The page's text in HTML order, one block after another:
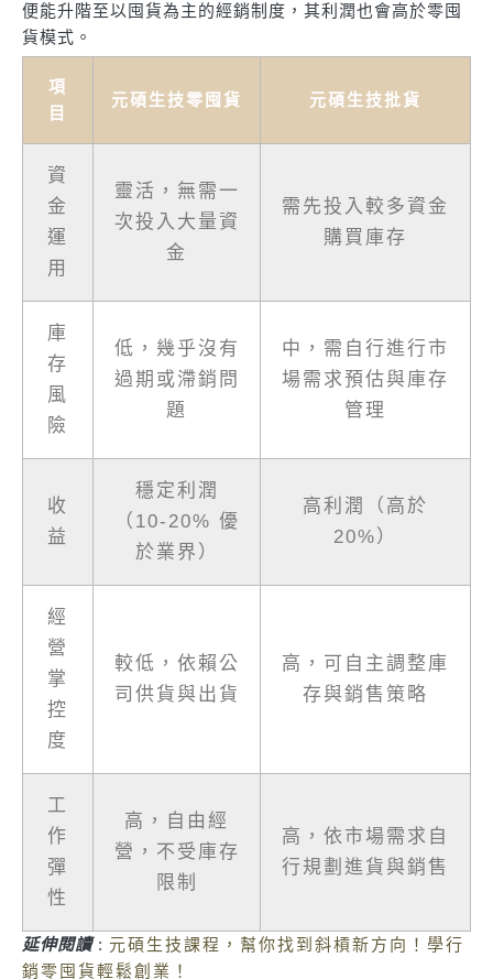
便能升階至以囤貨為主的經銷制度，其利潤也會高於零囤
貨模式。
項
目
元碩生技零囤貨 元碩生技批貨
資
金
運
用
靈活，無需一
次投入大量資
金
需先投入較多資金
購買庫存
庫
存
風
險
低，幾乎沒有
過期或滯銷問
題
中，需自行進行市
場需求預估與庫存
管理
收
益
穩定利潤
（10-20% 優
於業界）
高利潤（高於
20%）
經
營
掌
控
度
較低，依賴公
司供貨與出貨
高，可自主調整庫
存與銷售策略
工
作
彈
性
高，自由經
營，不受庫存
限制
高，依市場需求自
行規劃進貨與銷售
延伸閱讀: 元碩生技課程，幫你找到斜槓新方向！學行
銷零囤貨輕鬆創業！